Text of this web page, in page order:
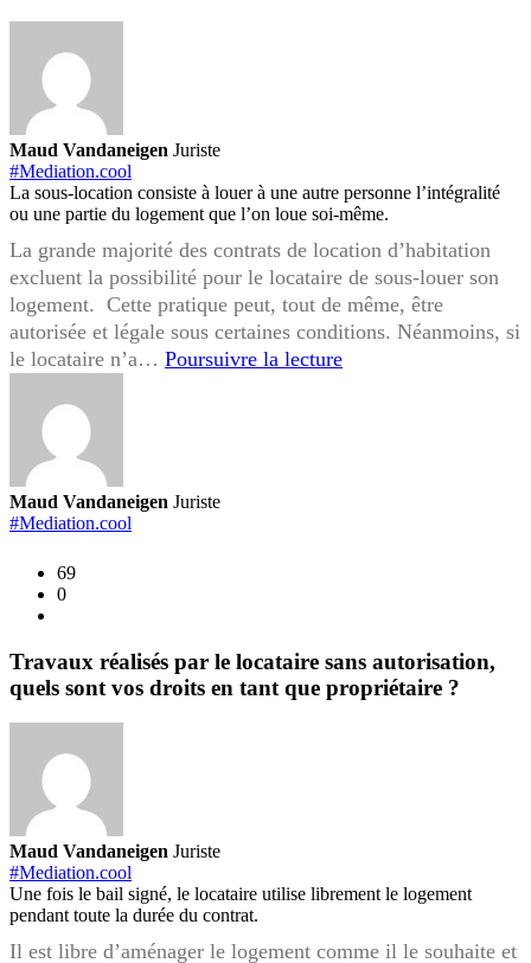
Maud Vandaneigen Juriste
#Mediation.cool
La sous-location consiste à louer à une autre personne l’intégralité
ou une partie du logement que l’on loue soi-même.
La grande majorité des contrats de location d’habitation
excluent la possibilité pour le locataire de sous-louer son
logement. Cette pratique peut, tout de même, être
autorisée et légale sous certaines conditions. Néanmoins, si
le locataire n’a… Poursuivre la lectureSous-
propriétaire
?
Maud Vandaneigen Juriste
#Mediation.cool
69
0
Travaux réalisés par le locataire sans autorisation,
quels sont vos droits en tant que propriétaire ?
Maud Vandaneigen Juriste
#Mediation.cool
Une fois le bail signé, le locataire utilise librement le logement
pendant toute la durée du contrat.
Il est libre d’aménager le logement comme il le souhaite et